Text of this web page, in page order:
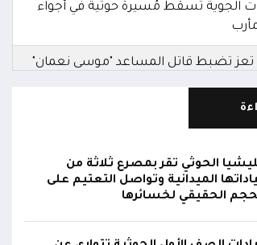
الجوية تُسقط مُسيرة حوثية في أجواء
تضبط قاتل المساعد "موسى نعمان"
الجريمة.. وتؤكد استكمال الإجراءات لإحالته
سلمان يوقع برنامجاً لإعادة تأهيل
وتجهيز 11 منشأة صحية في لحج والضالع
منها أكثر من 112 ألف شخص
الحوثي تقر بمصرع ثلاثة من
الميدانية وتواصل التعتيم على
الحقيقي لخسائرها